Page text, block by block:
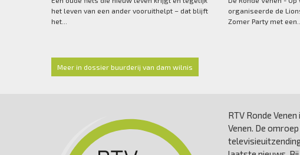
het leven van een ander vooruithelpt – dat blijft
het...
organiseerde de
Zomer Party met een...
Meer in dossier buurderij van dam wilnis
RTV Ronde
Venen. De